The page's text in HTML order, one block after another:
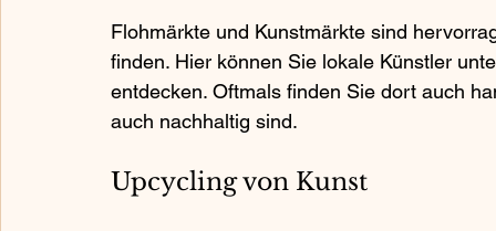
Flohmärkte und Kunstmärkte sind
finden. Hier können Sie lokale Künstler
entdecken. Oftmals finden Sie dort auch
auch nachhaltig sind.
Upcycling von Kunst